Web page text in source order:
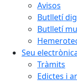
Avisos
Butlletí
Butlletí
Seu
Tràmits
Edictes i